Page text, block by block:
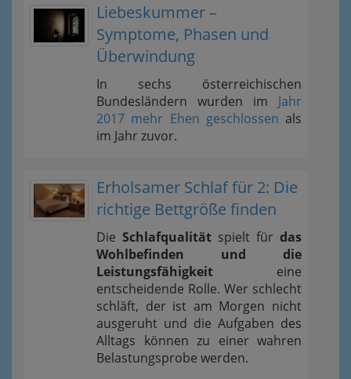
Liebeskummer –
Symptome, Phasen und
Überwindung
In sechs österreichischen
Bundesländern wurden im Jahr
2017 mehr Ehen geschlossen als
im Jahr zuvor.
Erholsamer Schlaf für 2: Die
richtige Bettgröße finden
Die Schlafqualität spielt für das
Wohlbefinden und die
Leistungsfähigkeit eine
entscheidende Rolle. Wer schlecht
schläft, der ist am Morgen nicht
ausgeruht und die Aufgaben des
Alltags können zu einer wahren
Belastungsprobe werden.